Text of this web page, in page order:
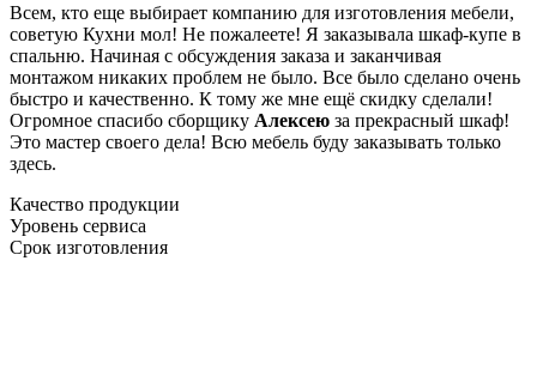
Всем, кто еще выбирает компанию для изготовления мебели,
советую Кухни мол! Не пожалеете! Я заказывала шкаф-купе в
спальню. Начиная с обсуждения заказа и заканчивая
монтажом никаких проблем не было. Все было сделано очень
быстро и качественно. К тому же мне ещё скидку сделали!
Огромное спасибо сборщику Алексею за прекрасный шкаф!
Это мастер своего дела! Всю мебель буду заказывать только
здесь.
Качество продукции
Уровень сервиса
Срок изготовления